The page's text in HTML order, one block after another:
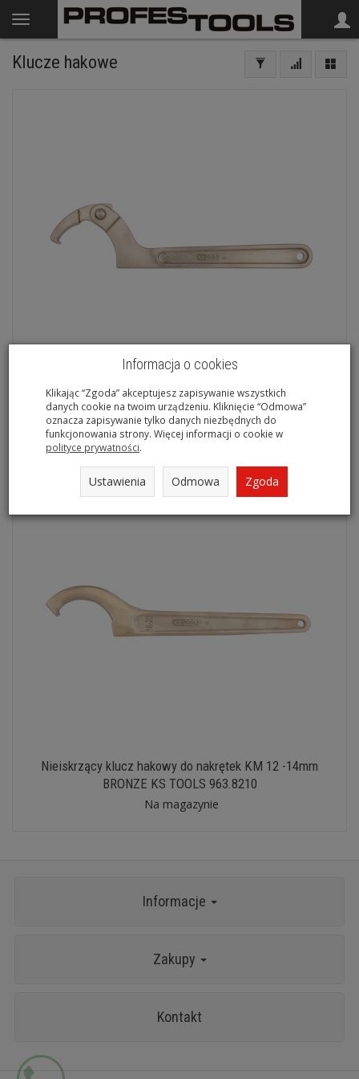
Klucze hakowe
Nieiskrzący klucz hakowy 32 -75mm BRONZE KS TOOLS
963.8207
Na magazynie
Nieiskrzący klucz hakowy do nakrętek KM 12 -14mm
BRONZE KS TOOLS 963.8210
Na magazynie
Informacje
Zakupy
Kontakt
Informacja o cookies
Klikając “Zgoda” akceptujesz zapisywanie wszystkich
danych cookie na twoim urządzeniu. Kliknięcie “Odmowa”
oznacza zapisywanie tylko danych niezbędnych do
funkcjonowania strony. Więcej informacji o cookie w
polityce prywatności.
Ustawienia Odmowa Zgoda